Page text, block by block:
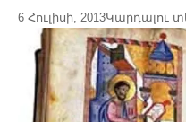
6 Հուլիսի, 2013Կարդալու